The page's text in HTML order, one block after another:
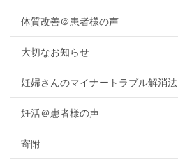
体質改善＠患者様の声
大切なお知らせ
妊婦さんのマイナートラブル解消法
妊活＠患者様の声
寄附